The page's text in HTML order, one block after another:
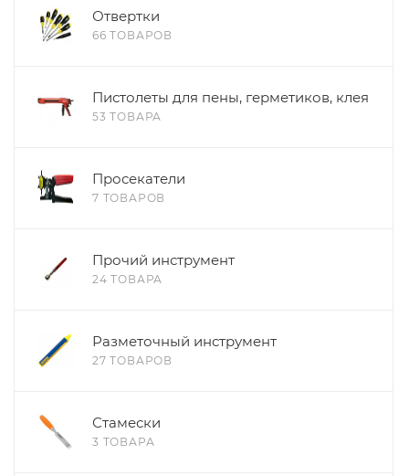
Отвертки
66 ТОВАРОВ
Пистолеты для пены, герметиков, клея
53 ТОВАРА
Просекатели
7 ТОВАРОВ
Прочий инструмент
24 ТОВАРА
Разметочный инструмент
27 ТОВАРОВ
Стамески
3 ТОВАРА